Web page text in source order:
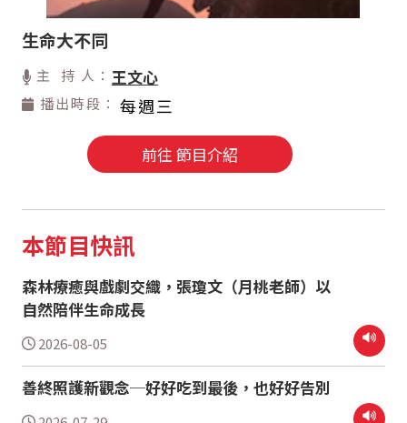
生命大不同
主 持 人： 王文心
播出時段： 每週三
前往 節目介紹
本節目快訊
森林療癒與戲劇交織，張瓊文（月桃老師）以
自然陪伴生命成長
2026-08-05
善終照護新觀念─好好吃到最後，也好好告別